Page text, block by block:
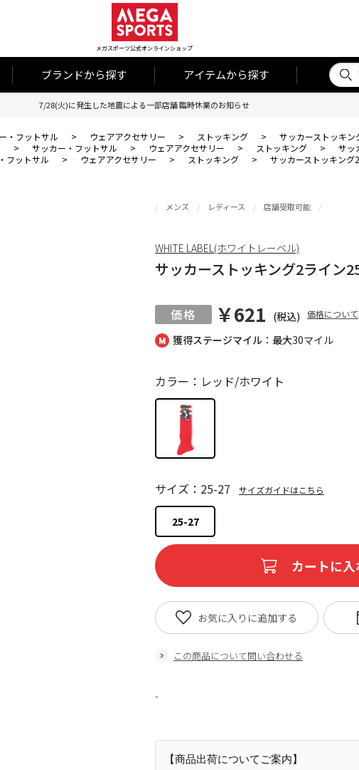
メガスポーツ公式オンラインショップ
ブランドから探す アイテムから探す
7/28(火)に発生した地震による一部店舗 臨時休業のお知らせ
・フットサル > ウェアアクセサリー > ストッキング >
サッカーストッキ
> サッカー・フットサル > ウェアアクセサリー > ストッキング >
サッ
フットサル > ウェアアクセサリー > ストッキング > サッカーストッキング
獲得ステージマイル：最大30マイル
メンズ レディース 店舗受取可能
サッカーストッキング2ライン
￥621 (税込) 価格について
カラー：レッド/ホワイト
25-27
サイズ：25-27 サイズガイドはこちら
カートに入
この商品について問い合わせる
お気に入りに追加する
WHITE LABEL(ホワイトレーベル)
-
【商品出荷についてご案内】